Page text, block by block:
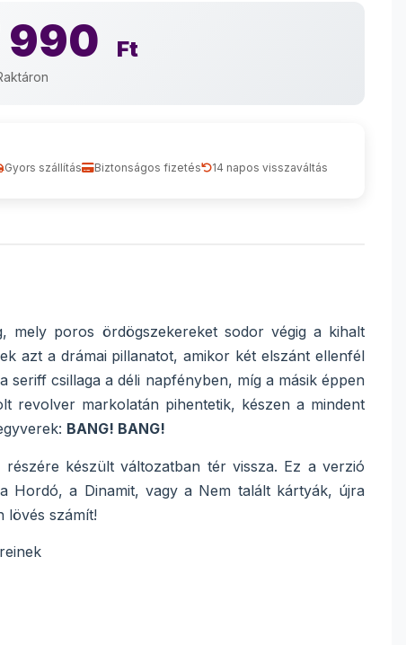
990 Ft
Gyors szállítás Biztonságos fizetés 14 napos visszaváltás
mely poros ördögszekereket sodor végig a kihalt
azt a drámai pillanatot, amikor két elszánt ellenfél
seriff csillaga a déli napfényben, míg a másik éppen
revolver markolatán pihentetik, készen a mindent
BANG! BANG!
készült változatban tér vissza. Ez a verzió
Hordó, a Dinamit, vagy a Nem talált kártyák, újra
lövés számít!